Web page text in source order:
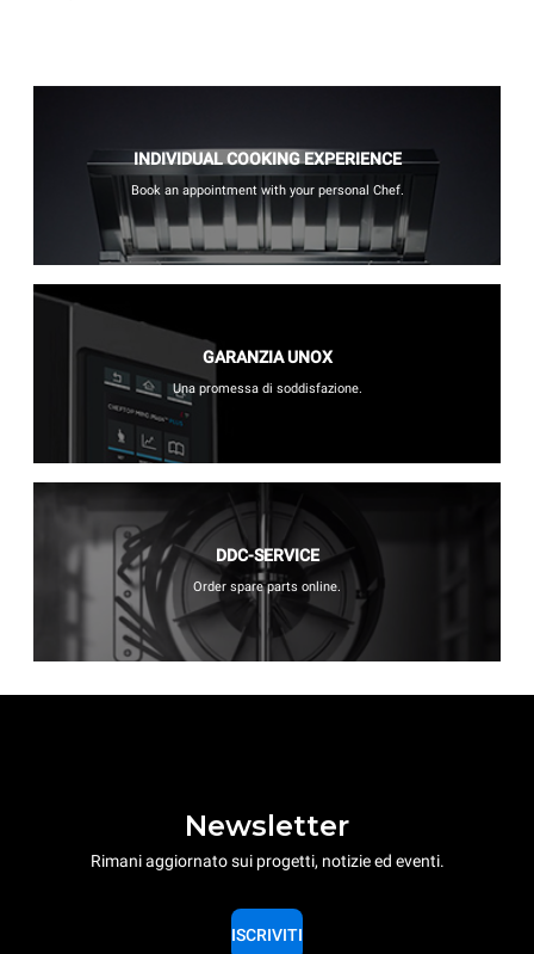
INDIVIDUAL COOKING EXPERIENCE
Book an appointment with your personal Chef.
GARANZIA UNOX
Una promessa di soddisfazione.
DDC-SERVICE
Order spare parts online.
Newsletter
Rimani aggiornato sui progetti, notizie ed eventi.
ISCRIVITI